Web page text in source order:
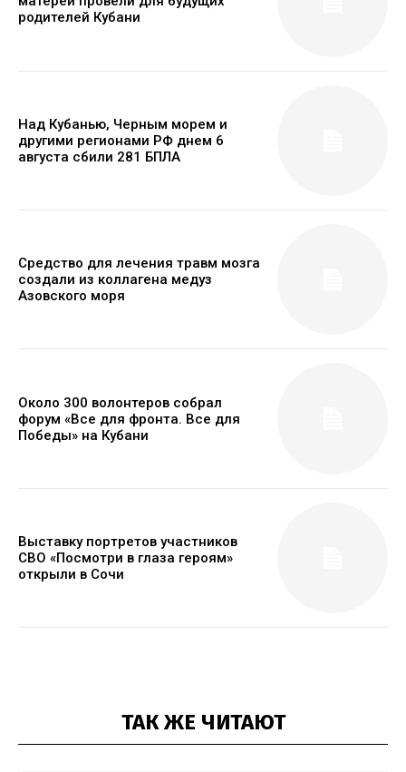
родителей Кубани
Над Кубанью, Черным морем и
другими регионами РФ днем 6
августа сбили 281 БПЛА
Средство для лечения травм мозга
создали из коллагена медуз
Азовского моря
Около 300 волонтеров собрал
форум «Все для фронта. Все для
Победы» на Кубани
Выставку портретов участников
СВО «Посмотри в глаза героям»
открыли в Сочи
ТАК ЖЕ ЧИТАЮТ